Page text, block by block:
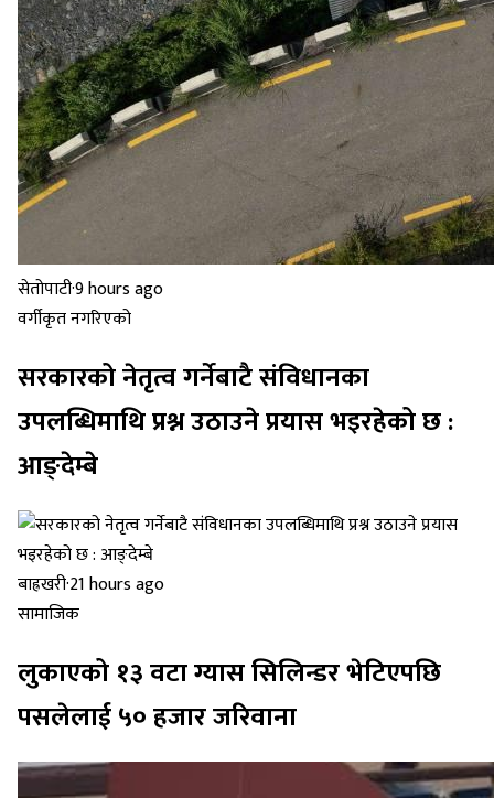
सेतोपाटी·9 hours ago
वर्गीकृत नगरिएको
सरकारको नेतृत्व गर्नेबाटै संविधानका
उपलब्धिमाथि प्रश्न उठाउने प्रयास भइरहेको छ :
आङ्देम्बे
बाह्रखरी·21 hours ago
सामाजिक
लुकाएको १३ वटा ग्यास सिलिन्डर भेटिएपछि
पसलेलाई ५० हजार जरिवाना